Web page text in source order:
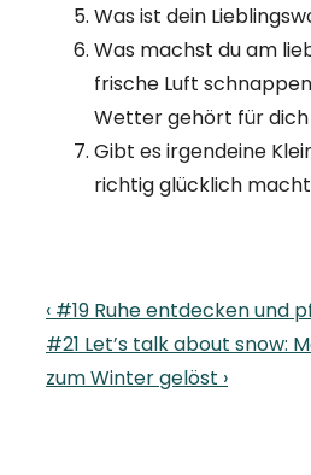
Was ist dein
Was machst du am
frische Luft
Wetter gehört für dich
Gibt es irgendeine
richtig glücklich
Previous
Post
is
‹ #19 Ruhe entdecken und
Next
Post
#21 Let’s talk about snow:
zum Winter gelöst ›